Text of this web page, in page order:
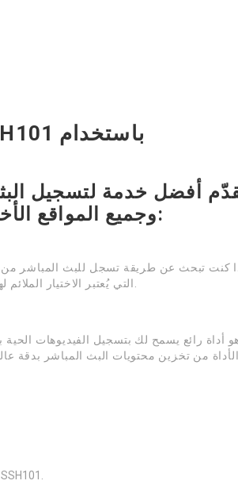
الأداة من تخزين محتويات البث المباشر بدقة
بعد التثبيت، افتح البرنامج وحدد خيار تسجيل الدايركت من SSH101.